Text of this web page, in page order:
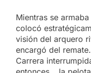
Mientras se
colocó
visión del arquero
encargó del
Carrera